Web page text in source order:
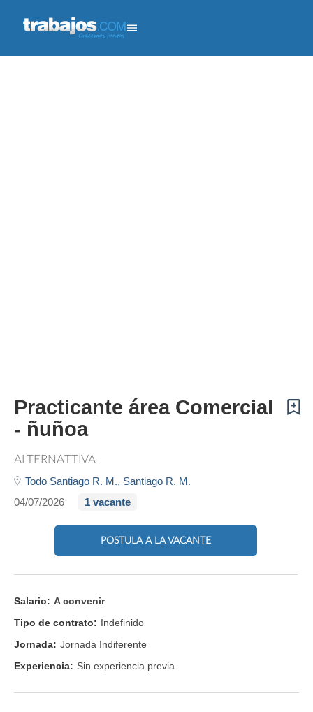
Practicante área Comercial
- ñuñoa
ALTERNATTIVA
Todo Santiago R. M., Santiago R. M.
04/07/2026
1 vacante
POSTULA A LA VACANTE
Salario: A convenir
Tipo de contrato: Indefinido
Jornada: Jornada Indiferente
Experiencia: Sin experiencia previa